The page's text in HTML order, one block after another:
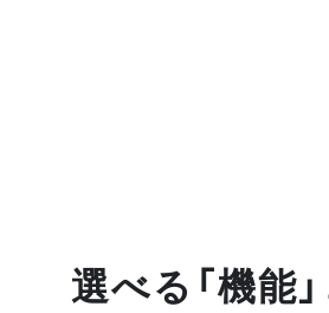
選べる「機能